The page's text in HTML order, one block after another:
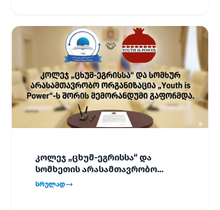
კოლეჯ „ცხუმ-ეგრისსა“ და
სომხეთის არასამთავრობო
ორგანიზაცია „Youth is Power“-ს
სრულად